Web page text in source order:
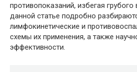
противопоказаний, избегая грубого
данной статье подробно
лимфокинетические и
схемы их применения, а также
эффективности.